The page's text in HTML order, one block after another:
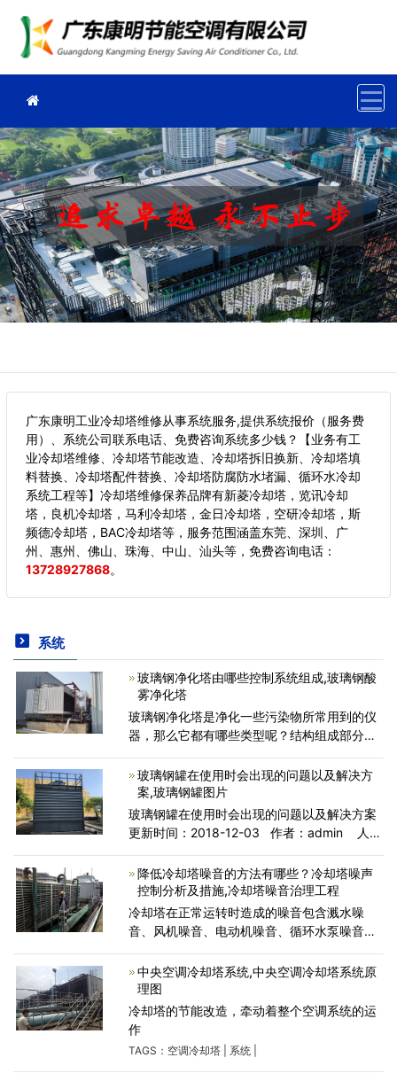
广东康明工业冷却塔维修从事系统服务,提供系统报价（服务费
用）、系统公司联系电话、免费咨询系统多少钱？【业务有工
业冷却塔维修、冷却塔节能改造、冷却塔拆旧换新、冷却塔填
料替换、冷却塔配件替换、冷却塔防腐防水堵漏、循环水冷却
系统工程等】冷却塔维修保养品牌有新菱冷却塔，览讯冷却
塔，良机冷却塔，马利冷却塔，金日冷却塔，空研冷却塔，斯
频德冷却塔，BAC冷却塔等，服务范围涵盖东莞、深圳、广
州、惠州、佛山、珠海、中山、汕头等， 免费咨询电话：
13728927868。
系统
玻璃钢净化塔由哪些控制系统组成,玻璃钢酸
雾净化塔
玻璃钢净化塔是净化一些污染物所常用到的仪
器，那么它都有哪些类型呢？结构组成部分都
处是什么？关于以上的种种问题，河南黄河玻
璃钢设备公司小编来为大
玻璃钢罐在使用时会出现的问题以及解决方
案,玻璃钢罐图片
玻璃钢罐在使用时会出现的问题以及解决方案
更新时间：2018-12-03 作者：admin 人
璃钢罐在使用时会出现的问题以及解决方案：
1、玻璃
降低冷却塔噪音的方法有哪些？冷却塔噪声
控制分析及措施,冷却塔噪音治理工程
冷却塔在正常运转时造成的噪音包含溅水噪
音、风机噪音、电动机噪音、循环水泵噪音、
水噪音、风机噪音、电动机噪音是主要噪声
源。风机噪音是空
中央空调冷却塔系统,中央空调冷却塔系统原
理图
冷却塔的节能改造，牵动着整个空调系统的运
作
TAGS： 空调冷却塔| 系统|